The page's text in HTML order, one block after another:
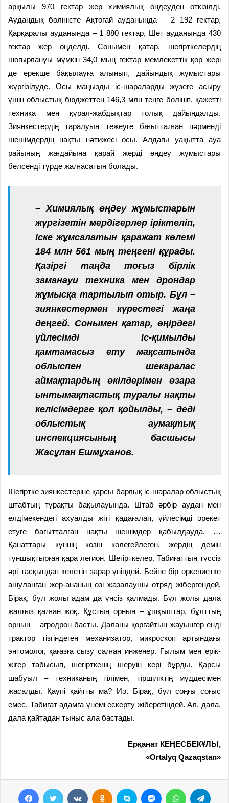
арқылы 970 гектар жер химиялық өңдеуден өткізілді.
Аудандық бөліністе Ақтоғай ауданында – 2 192 гектар,
Қарқаралы ауданында – 1 880 гектар, Шет ауданында 430
гектар жер өңделді. Сонымен қатар, шегірткелердің
шоғырлануы мүмкін 34,0 мың гектар мемлекеттік қор жері
де ерекше бақылауға алынып, дайындық жұмыстары
жүргізілуде. Осы маңызды іс-шараларды жүзеге асыру
үшін облыстық бюджеттен 146,3 млн теңге бөлініп, қажетті
техника мен құрал-жабдықтар толық дайындалды.
Зиянкестердің таралуын тежеуге бағытталған пәрменді
шешімдердің нақты нәтижесі осы. Алдағы уақытта ауа
райының жағдайына қарай жерді өңдеу жұмыстары
белсенді түрде жалғасатын болады.
– Химиялық өңдеу жұмыстарын
жүргізетін мердігерлер іріктеліп,
іске жұмсалатын қаражат көлемі
184 млн 561 мың теңгені құрады.
Қазіргі таңда тоғыз бірлік
заманауи техника мен дрондар
жұмысқа тартылып отыр. Бұл –
зиянкестермен күрестегі жаңа
деңгей. Сонымен қатар, өңірдегі
үйлесімді іс-қимылды
қамтамасыз ету мақсатында
облыспен шекаралас
аймақтардың өкілдерімен өзара
ынтымақтастық туралы нақты
келісімдерге қол қойылды, – деді
облыстық аумақтық
инспекциясының басшысы
Жасұлан Ешмұханов.
Шегіртке зиянкестеріне қарсы барлық іс-шаралар облыстық
штабтың тұрақты бақылауында. Штаб әрбір аудан мен
елдімекендегі ахуалды жіті қадағалап, үйлесімді әрекет
етуге бағытталған нақты шешімдер қабылдауда. …
Қанаттары күннің көзін көлегейлеген, жердің демін
тұншықтырған қара легион. Шегірткелер. Табиғаттың түссіз
әрі тасқындап келетін зарар үніндей. Бейне бір өркениетке
ашуланған жер-ананың өзі жазалаушы отряд жібергендей.
Бірақ, бұл жолы адам да үнсіз қалмады. Бұл жолы дала
жалғыз қалған жоқ. Құстың орнын – ұшқыштар, бұлттың
орнын – агродрон басты. Даланы қорғайтын жауынгер енді
трактор тізгіндеген механизатор, микроскоп артындағы
энтомолог, қағазға сызу салған инженер. Ғылым мен ерік-
жігер табысып, шегірткенің шеруін кері бұрды. Қарсы
шабуыл – техниканың тілімен, тіршіліктің мүддесімен
жасалды. Қаупі қайтты ма? Иә. Бірақ, бұл соңғы соғыс
емес. Табиғат адамға үнемі ескерту жіберетіндей. Ал, дала,
дала қайтадан тыныс ала бастады.
Ерқанат КЕҢЕСБЕКҰЛЫ,
«Ortalyq Qazaqstan»